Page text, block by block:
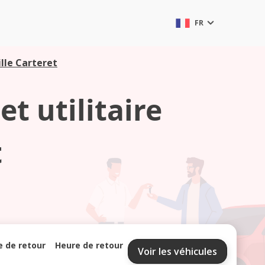
FR
Carteret
et utilitaire
de retour Heure de retour Voir les véhicules